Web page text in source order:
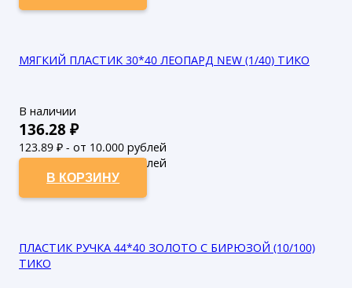
МЯГКИЙ ПЛАСТИК 30*40 ЛЕОПАРД NEW (1/40) ТИКО
В наличии
136.28₽
123.89 ₽ - от 10.000 рублей
112.63₽ - от 50.000 рублей
В КОРЗИНУ
ПЛАСТИК РУЧКА 44*40 ЗОЛОТО С БИРЮЗОЙ (10/100)
ТИКО